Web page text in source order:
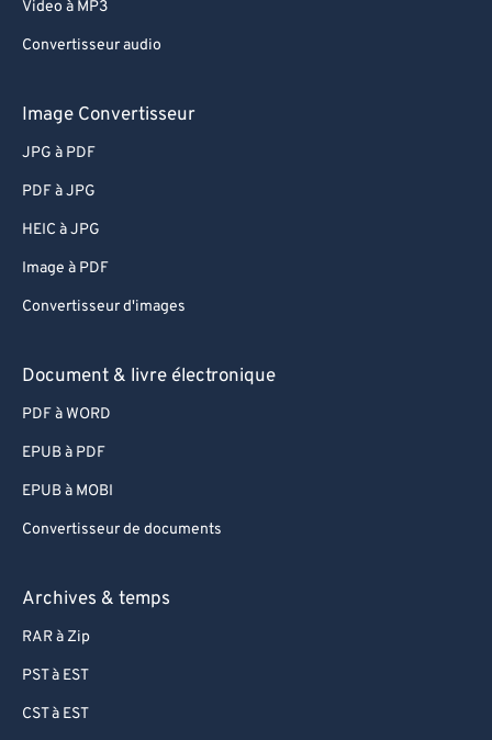
Video à MP3
Convertisseur audio
Image Convertisseur
JPG à PDF
PDF à JPG
HEIC à JPG
Image à PDF
Convertisseur d'images
Document & livre électronique
PDF à WORD
EPUB à PDF
EPUB à MOBI
Convertisseur de documents
Archives & temps
RAR à Zip
PST à EST
CST à EST